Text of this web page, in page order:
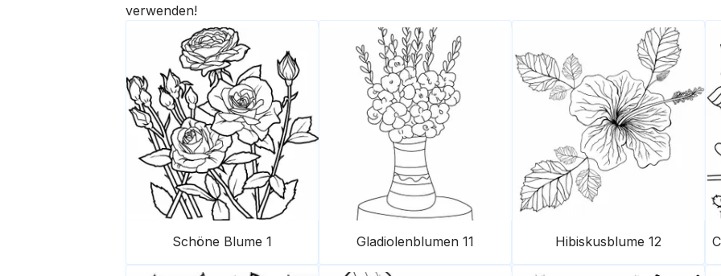
verwenden!
Schöne Blume 1 Gladiolenblumen 11 Hibiskusblume 12